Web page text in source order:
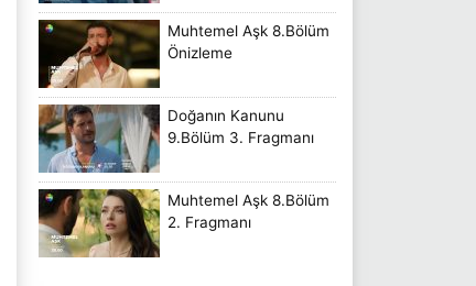
Muhtemel Aşk 8.Bölüm
Önizleme
Doğanın Kanunu
9.Bölüm 3. Fragmanı
Muhtemel Aşk 8.Bölüm
2. Fragmanı